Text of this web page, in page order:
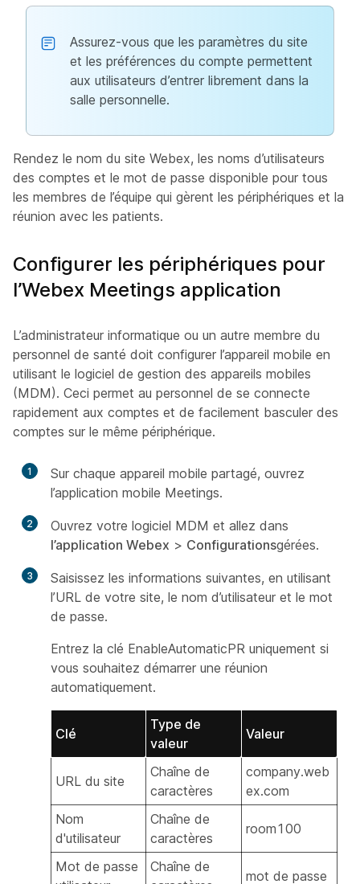
Assurez-vous que les paramètres du site
et les préférences du compte permettent
aux utilisateurs d’entrer librement dans la
salle personnelle.
Rendez le nom du site Webex, les noms d’utilisateurs
des comptes et le mot de passe disponible pour tous
les membres de l’équipe qui gèrent les périphériques et la
réunion avec les patients.
Configurer les périphériques pour
l’Webex Meetings application
L’administrateur informatique ou un autre membre du
personnel de santé doit configurer l’appareil mobile en
utilisant le logiciel de gestion des appareils mobiles
(MDM). Ceci permet au personnel de se connecte
rapidement aux comptes et de facilement basculer des
comptes sur le même périphérique.
1
Sur chaque appareil mobile partagé, ouvrez
l’application mobile Meetings.
2
Ouvrez votre logiciel MDM et allez dans
l’application Webex > Configurationsgérées.
3
Saisissez les informations suivantes, en utilisant
l’URL de votre site, le nom d’utilisateur et le mot
de passe.
Entrez la clé EnableAutomaticPR uniquement si
vous souhaitez démarrer une réunion
automatiquement.
Clé
Type de
valeur
Valeur
URL du site
Chaîne de
caractères
company.web
ex.com
Nom
d'utilisateur
Chaîne de
caractères
room100
Mot de passe
Chaîne de
mot de passe